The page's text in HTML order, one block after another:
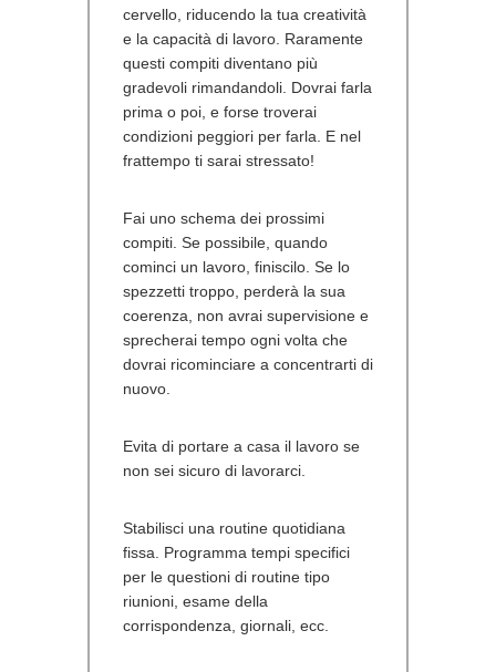
cervello, riducendo la tua creatività
e la capacità di lavoro. Raramente
questi compiti diventano più
gradevoli rimandandoli. Dovrai farla
prima o poi, e forse troverai
condizioni peggiori per farla. E nel
frattempo ti sarai stressato!
Fai uno schema dei prossimi
compiti. Se possibile, quando
cominci un lavoro, finiscilo. Se lo
spezzetti troppo, perderà la sua
coerenza, non avrai supervisione e
sprecherai tempo ogni volta che
dovrai ricominciare a concentrarti di
nuovo.
Evita di portare a casa il lavoro se
non sei sicuro di lavorarci.
Stabilisci una routine quotidiana
fissa. Programma tempi specifici
per le questioni di routine tipo
riunioni, esame della
corrispondenza, giornali, ecc.